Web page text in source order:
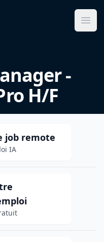
-
H/F
job remote
IA